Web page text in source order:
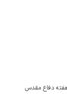
دفاع مقدس